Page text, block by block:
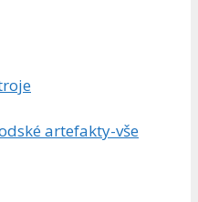
artefakty-vše